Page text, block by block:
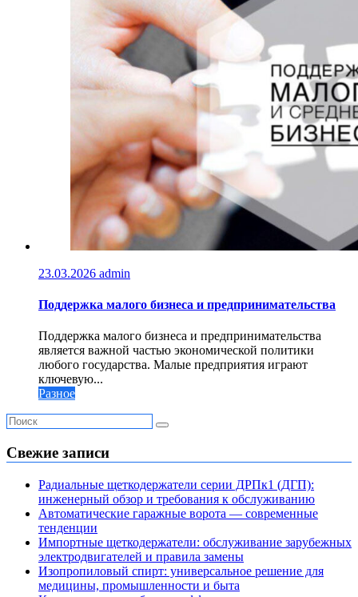
23.03.2026 admin
Поддержка малого бизнеса и предпринимательства
Поддержка малого бизнеса и предпринимательства
является важной частью экономической политики
любого государства. Малые предприятия играют
ключевую...
Разное
Свежие записи
Радиальные щеткодержатели серии ДРПк1 (ДГП):
инженерный обзор и требования к обслуживанию
Автоматические гаражные ворота — современные
тенденции
Импортные щеткодержатели: обслуживание зарубежных
электродвигателей и правила замены
Изопропиловый спирт: универсальное решение для
медицины, промышленности и быта